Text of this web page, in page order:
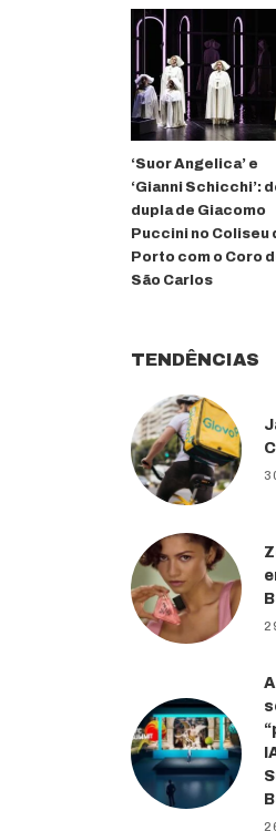
‘Suor Angelica’ e
‘Gianni Schicchi’:
dupla de Giacomo
Puccini no Coliseu
Porto com o Coro
São Carlos
TENDÊNCIAS